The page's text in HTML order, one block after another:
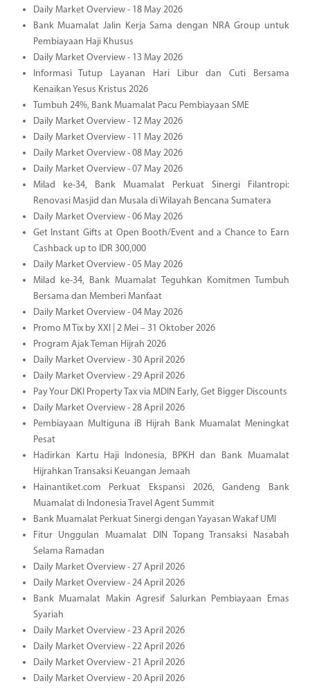
Daily Market Overview - 18 May 2026
Bank Muamalat Jalin Kerja Sama dengan NRA Group untuk
Pembiayaan Haji Khusus
Daily Market Overview - 13 May 2026
Informasi Tutup Layanan Hari Libur dan Cuti Bersama
Kenaikan Yesus Kristus 2026
Tumbuh 24%, Bank Muamalat Pacu Pembiayaan SME
Daily Market Overview - 12 May 2026
Daily Market Overview - 11 May 2026
Daily Market Overview - 08 May 2026
Daily Market Overview - 07 May 2026
Milad ke-34, Bank Muamalat Perkuat Sinergi Filantropi:
Renovasi Masjid dan Musala di Wilayah Bencana Sumatera
Daily Market Overview - 06 May 2026
Get Instant Gifts at Open Booth/Event and a Chance to Earn
Cashback up to IDR 300,000
Daily Market Overview - 05 May 2026
Milad ke-34, Bank Muamalat Teguhkan Komitmen Tumbuh
Bersama dan Memberi Manfaat
Daily Market Overview - 04 May 2026
Promo M Tix by XXI | 2 Mei – 31 Oktober 2026
Program Ajak Teman Hijrah 2026
Daily Market Overview - 30 April 2026
Daily Market Overview - 29 April 2026
Pay Your DKI Property Tax via MDIN Early, Get Bigger Discounts
Daily Market Overview - 28 April 2026
Pembiayaan Multiguna iB Hijrah Bank Muamalat Meningkat
Pesat
Hadirkan Kartu Haji Indonesia, BPKH dan Bank Muamalat
Hijrahkan Transaksi Keuangan Jemaah
Hainantiket.com Perkuat Ekspansi 2026, Gandeng Bank
Muamalat di Indonesia Travel Agent Summit
Bank Muamalat Perkuat Sinergi dengan Yayasan Wakaf UMI
Fitur Unggulan Muamalat DIN Topang Transaksi Nasabah
Selama Ramadan
Daily Market Overview - 27 April 2026
Daily Market Overview - 24 April 2026
Bank Muamalat Makin Agresif Salurkan Pembiayaan Emas
Syariah
Daily Market Overview - 23 April 2026
Daily Market Overview - 22 April 2026
Daily Market Overview - 21 April 2026
Daily Market Overview - 20 April 2026